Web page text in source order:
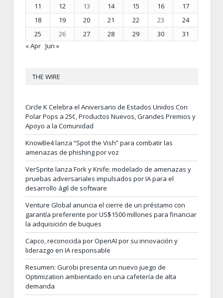
11
12 13 14 15 16
17
18
19 20 21 22 23
24
25
26 27 28 29 30
31
« Apr Jun »
THE WIRE
Circle K Celebra el Aniversario de Estados Unidos Con
Polar Pops a 25¢, Productos Nuevos, Grandes Premios y
Apoyo a la Comunidad
KnowBe4 lanza “Spot the Vish” para combatir las
amenazas de phishing por voz
VerSprite lanza Fork y Knife: modelado de amenazas y
pruebas adversariales impulsados por IA para el
desarrollo ágil de software
Venture Global anuncia el cierre de un préstamo con
garantía preferente por US$1500 millones para financiar
la adquisición de buques
Capco, reconocida por OpenAI por su innovación y
liderazgo en IA responsable
Resumen: Gurobi presenta un nuevo juego de
Optimization ambientado en una cafetería de alta
demanda